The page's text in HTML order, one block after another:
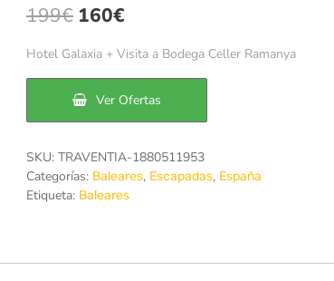
199€ El
precio
era:
199€.
160€El
precio
es:
160€.
Hotel Galaxia + Visita a Bodega Celler Ramanya
Ver Ofertas
SKU: TRAVENTIA-1880511953
Categorías: Baleares, Escapadas, España
Etiqueta: Baleares